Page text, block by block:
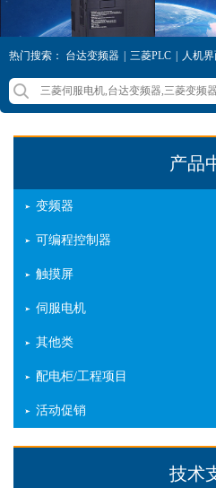
热门搜索： 台达变频器 三菱PLC 人机
频器 西门子变频器 | 三菱变频器
产品
变频器
可编程控制器
触摸屏
伺服电机
其他类
配电柜/工程项目
活动促销
技术